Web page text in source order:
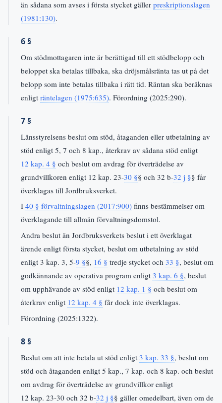
än sådana som avses i första stycket gäller preskriptionslagen
(1981:130).
6 §
Om stödmottagaren inte är berättigad till ett stödbelopp och
beloppet ska betalas tillbaka, ska dröjsmålsränta tas ut på det
belopp som inte betalas tillbaka i rätt tid. Räntan ska beräknas
enligt räntelagen (1975:635). Förordning (2025:290).
7 §
Länsstyrelsens beslut om stöd, åtaganden eller utbetalning av
stöd enligt 5, 7 och 8 kap., återkrav av sådana stöd enligt
12 kap. 4 § och beslut om avdrag för överträdelse av
grundvillkoren enligt 12 kap. 23-30 §§ och 32 b-32 j §§ får
överklagas till Jordbruksverket.
I 40 § förvaltningslagen (2017:900) finns bestämmelser om
överklagande till allmän förvaltningsdomstol.
Andra beslut än Jordbruksverkets beslut i ett överklagat
ärende enligt första stycket, beslut om utbetalning av stöd
enligt 3 kap. 3, 5-9 §§, 16 § tredje stycket och 33 §, beslut om
godkännande av operativa program enligt 3 kap. 6 §, beslut
om upphävande av stöd enligt 12 kap. 1 § och beslut om
återkrav enligt 12 kap. 4 § får dock inte överklagas.
Förordning (2025:1322).
8 §
Beslut om att inte betala ut stöd enligt 3 kap. 33 §, beslut om
stöd och åtaganden enligt 5 kap., 7 kap. och 8 kap. och beslut
om avdrag för överträdelse av grundvillkor enligt
12 kap. 23-30 och 32 b-32 j §§ gäller omedelbart, även om de